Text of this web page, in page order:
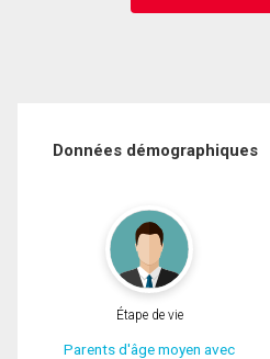
Données démographiques
Étape de vie
Parents d'âge moyen avec